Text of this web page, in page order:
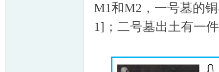
M1和M2，一号墓的
1]；二号墓出土有一